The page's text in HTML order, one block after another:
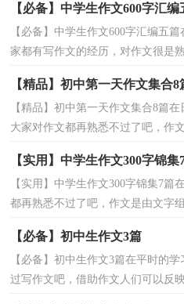
【必备】中学生作文600字汇编
【必备】中学生作文600字汇编五
家都有写作文的经历，对作文很是
【精品】初中第一天作文集合8
【精品】初中第一天作文集合8篇
大家对作文都再熟悉不过了吧，作
【实用】中学生作文300字锦集
【实用】中学生作文300字锦集7
都再熟悉不过了吧，作文是由文字
【必备】初中生作文3篇
【必备】初中生作文3篇在平时的
过写作文吧，借助作文人们可以反